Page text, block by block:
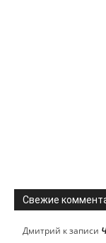
Свежие
Дмитрий к записи